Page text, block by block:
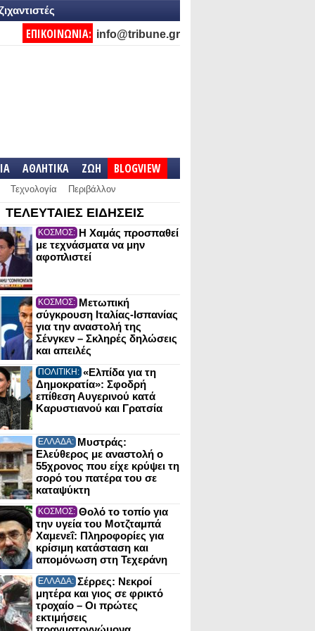
ΕΠΙΚΟΙΝΩΝΙΑ: info@tribune.gr
ΑΘΛΗΤΙΚΑ ΖΩΗ BLOGVIEW
Τεχνολογία Περιβάλλον
ΤΕΛΕΥΤΑΙΕΣ ΕΙΔΗΣΕΙΣ
ΚΟΣΜΟΣ: Η Χαμάς προσπαθεί
με τεχνάσματα να μην
αφοπλιστεί
ΚΟΣΜΟΣ: Μετωπική
σύγκρουση Ιταλίας-Ισπανίας
για την αναστολή της
Σένγκεν – Σκληρές δηλώσεις
και απειλές
ΠΟΛΙΤΙΚΗ: «Ελπίδα για τη
Δημοκρατία»: Σφοδρή
επίθεση Αυγερινού κατά
Καρυστιανού και Γρατσία
ΕΛΛΑΔΑ: Μυστράς:
Ελεύθερος με αναστολή ο
55χρονος που είχε κρύψει τη
σορό του πατέρα του σε
καταψύκτη
ΚΟΣΜΟΣ: Θολό το τοπίο για
την υγεία του Μοτζταμπά
Χαμενεΐ: Πληροφορίες για
κρίσιμη κατάσταση και
απομόνωση στη Τεχεράνη
ΕΛΛΑΔΑ: Σέρρες: Νεκροί
μητέρα και γιος σε φρικτό
τροχαίο – Οι πρώτες
εκτιμήσεις